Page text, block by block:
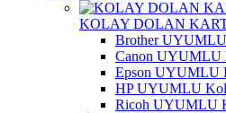
KOLAY DOLAN
Brother
Canon UYUMLU
Epson UYUMLU
HP UYUMLU
Ricoh UYUMLU